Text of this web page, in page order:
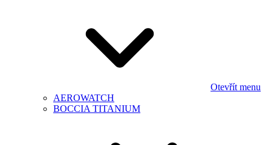
Otevřít menu
AEROWATCH
BOCCIA TITANIUM